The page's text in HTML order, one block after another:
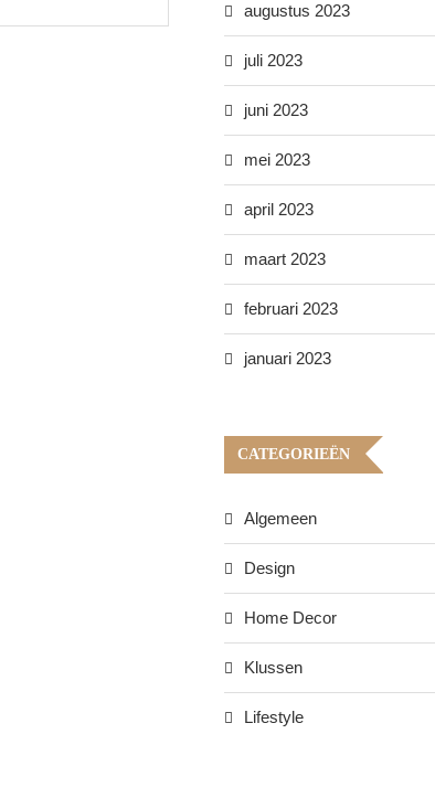
augustus 2023
juli 2023
juni 2023
mei 2023
april 2023
maart 2023
februari 2023
januari 2023
CATEGORIEËN
Algemeen
Design
Home Decor
Klussen
Lifestyle